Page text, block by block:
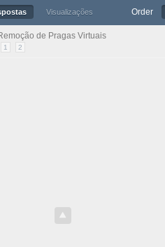
Visualizações Order
de Pragas Virtuais
1 2